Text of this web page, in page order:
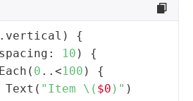
{
10 ) {
( 0 ..<100 ) {
Text ( "Item \( $0 ) " )